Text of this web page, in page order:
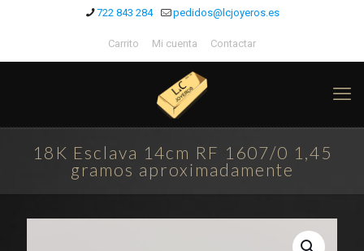
722 843 284 pedidos@lcjoyeros.es
Carrito Mi cuenta Contactar
18K Esclava 14cm RF 1607/0 1,45
gramos aproximadamente